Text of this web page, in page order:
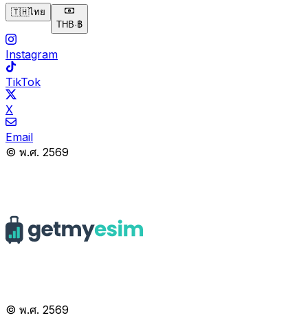
🇹🇭ไทย
THB· ฿
Instagram
TikTok
X
Email
© พ.ศ. 2569
© พ.ศ. 2569